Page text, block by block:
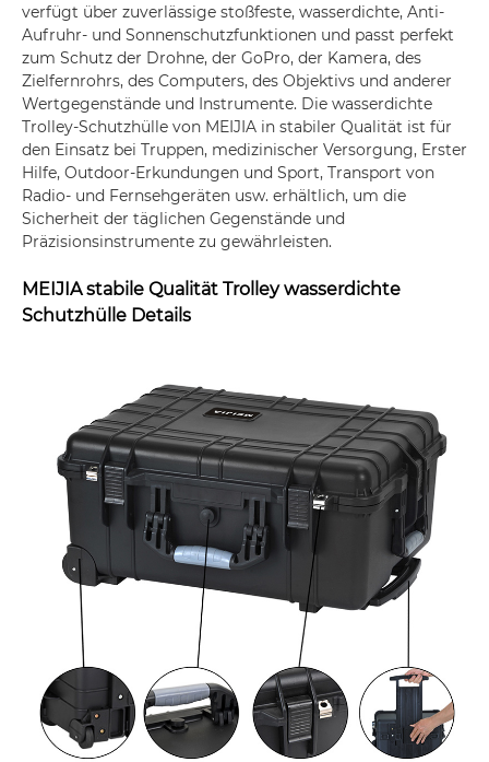
verfügt über zuverlässige stoßfeste, wasserdichte, Anti-
Aufruhr- und Sonnenschutzfunktionen und passt perfekt
zum Schutz der Drohne, der GoPro, der Kamera, des
Zielfernrohrs, des Computers, des Objektivs und anderer
Wertgegenstände und Instrumente. Die wasserdichte
Trolley-Schutzhülle von MEIJIA in stabiler Qualität ist für
den Einsatz bei Truppen, medizinischer Versorgung, Erster
Hilfe, Outdoor-Erkundungen und Sport, Transport von
Radio- und Fernsehgeräten usw. erhältlich, um die
Sicherheit der täglichen Gegenstände und
Präzisionsinstrumente zu gewährleisten.
MEIJIA stabile Qualität Trolley wasserdichte
Schutzhülle Details